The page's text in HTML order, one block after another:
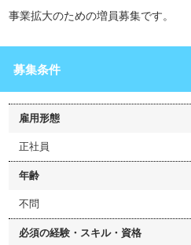
事業拡大のための増員募集です。
募集条件
雇用形態
正社員
年齢
不問
必須の経験・スキル・資格